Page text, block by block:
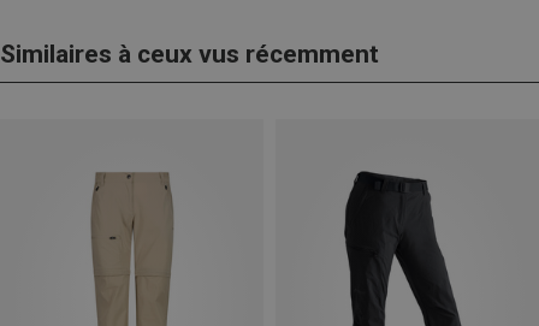
Similaires à ceux vus récemment